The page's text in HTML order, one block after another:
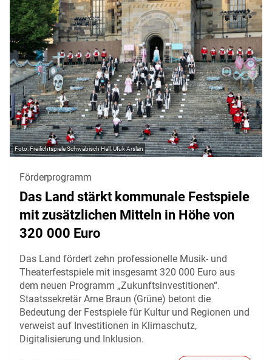
Freilichtspiele Schwäbisch Hall, Ufuk Arslan
Förderprogramm
Das Land stärkt kommunale Festspiele
mit zusätzlichen Mitteln in Höhe von
320 000 Euro
Das Land fördert zehn professionelle Musik- und
Theaterfestspiele mit insgesamt 320 000 Euro aus
dem neuen Programm „Zukunftsinvestitionen“.
Staatssekretär Arne Braun (Grüne) betont die
Bedeutung der Festspiele für Kultur und Regionen und
verweist auf Investitionen in Klimaschutz,
Digitalisierung und Inklusion.